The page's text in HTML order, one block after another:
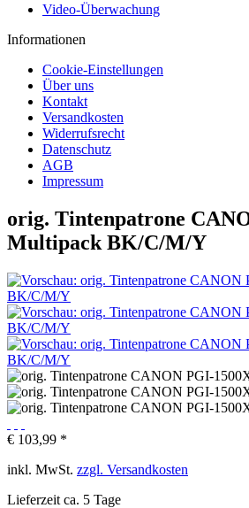
Video-Überwachung
Informationen
Cookie-Einstellungen
Über uns
Kontakt
Versandkosten
Widerrufsrecht
Datenschutz
AGB
Impressum
orig. Tintenpatrone
Multipack BK/C/M/Y
€ 103,99 *
inkl. MwSt. zzgl. Versandkosten
Lieferzeit ca. 5 Tage